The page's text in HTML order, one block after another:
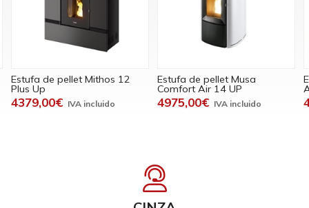
Estufa de pellet Mithos 12
Plus Up
4379,00€
Estufa de pellet Musa
Comfort Air 14 UP
4975,00€